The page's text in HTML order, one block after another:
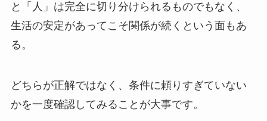
と「人」は完全に切り分けられるものでもなく、
生活の安定があってこそ関係が続くという面もあ
る。
どちらが正解ではなく、条件に頼りすぎていない
かを一度確認してみることが大事です。